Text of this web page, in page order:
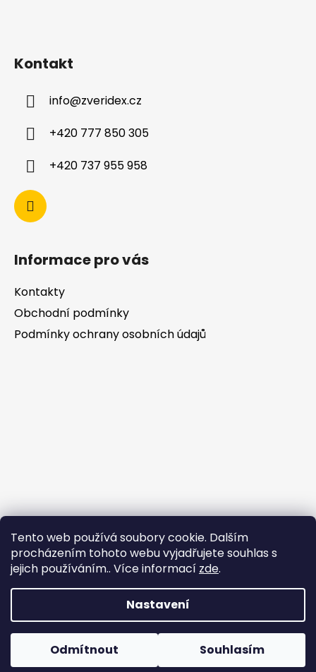
Tento web používá soubory cookie. Dalším
procházením tohoto webu vyjadřujete souhlas s
jejich používáním.. Více informací zde.
Nastavení
Odmítnout Souhlasím
Kontakt
info@zveridex.cz
+420 777 850 305
+420 737 955 958
Informace pro vás
Kontakty
Obchodní podmínky
Podmínky ochrany osobních údajů
Tvorba e-shopu: Ondřej Doležal
Vytvořil Shoptet
Copyright 2026
. Všechna práva